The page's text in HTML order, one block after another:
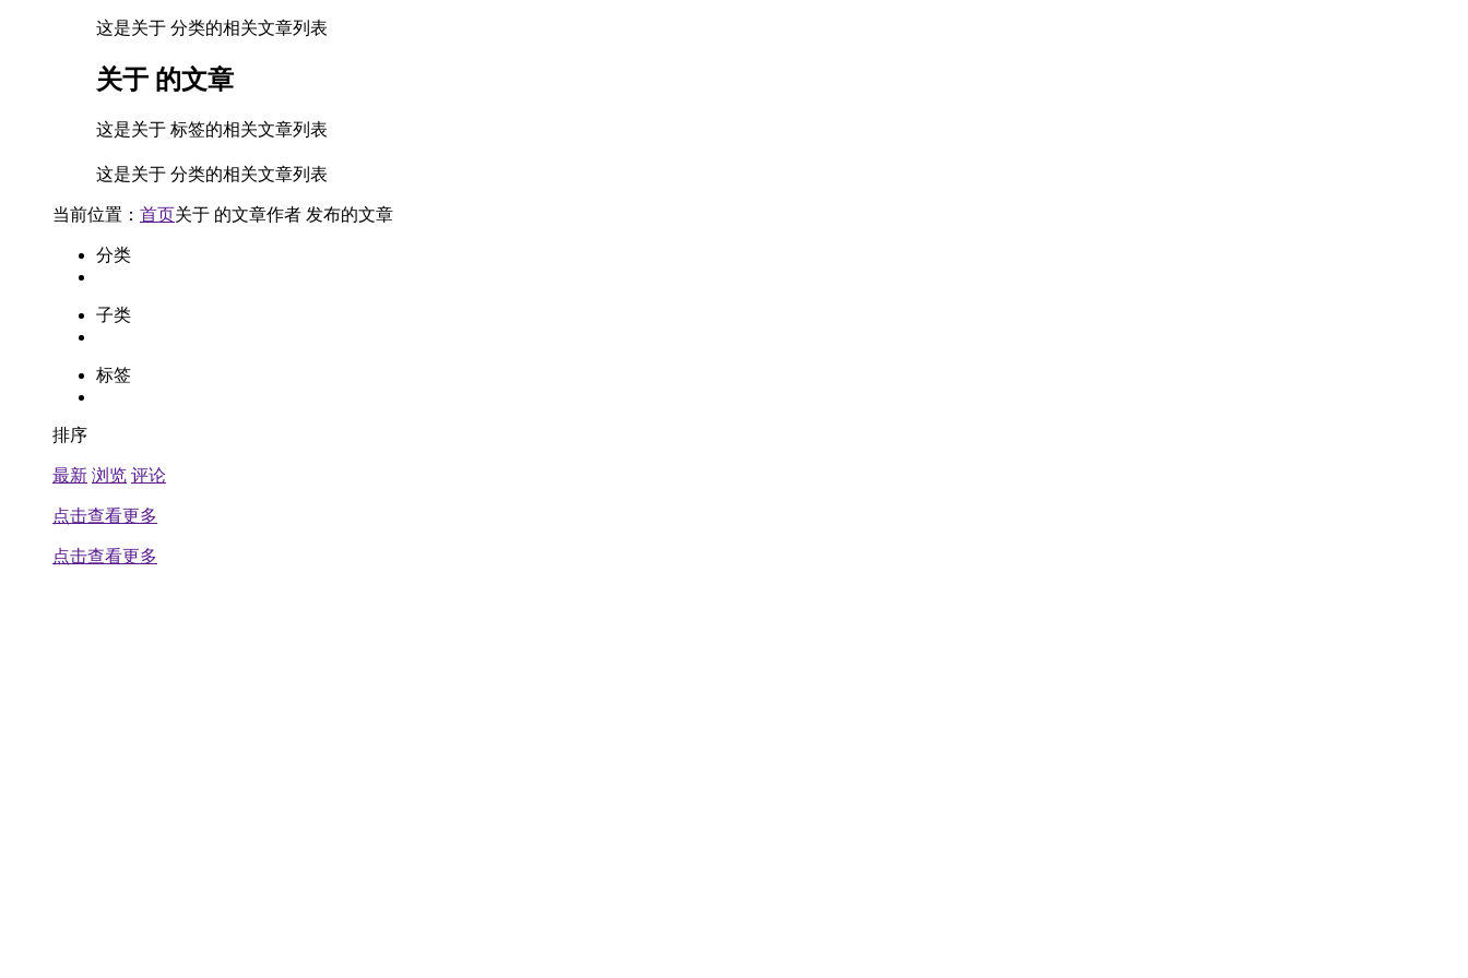
这是关于 分类的相关文章列表
关于 的文章
这是关于 标签的相关文章列表
这是关于 分类的相关文章列表
当前位置： 首页关于 的文章作者 发布的文章
分类
子类
标签
排序
最新 浏览 评论
点击查看更多
点击查看更多